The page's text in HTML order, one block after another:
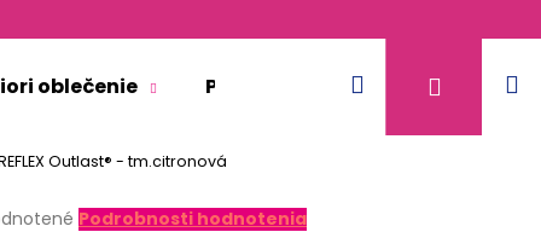
oblečenie Pre dospelých Doplnkový
Hľadať
Outlast® - tm.citronová
Podrobnosti hodnotenia